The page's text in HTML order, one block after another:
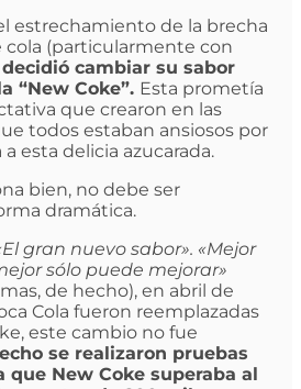
estrechamiento de la brecha
cola (particularmente con
cambiar su sabor
“New Coke”. Esta prometía
que crearon en las
todos estaban ansiosos por
esta delicia azucarada.
bien, no debe ser
dramática.
gran nuevo sabor». «Mejor
sólo puede mejorar»
de hecho), en abril de
Cola fueron reemplazadas
este cambio no fue
se realizaron pruebas
que New Coke superaba al